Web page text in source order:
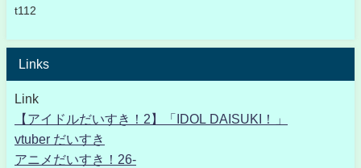
t112
Links
Link
【アイドルだいすき！2】「IDOL DAISUKI！」
vtuber だいすき
アニメだいすき！26-